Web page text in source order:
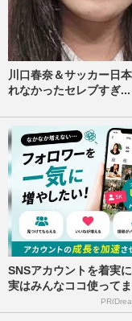
川口春奈＆サッカー日
れなかったセレブすぎ...
SNSアカウントを着実に
実はみんなココ使ってま